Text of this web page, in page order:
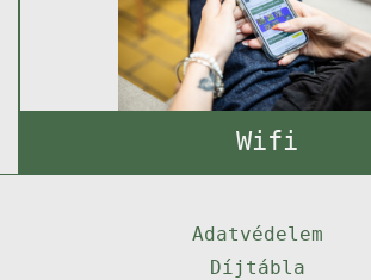
Wifi
Adatvédelem
Díjtábla